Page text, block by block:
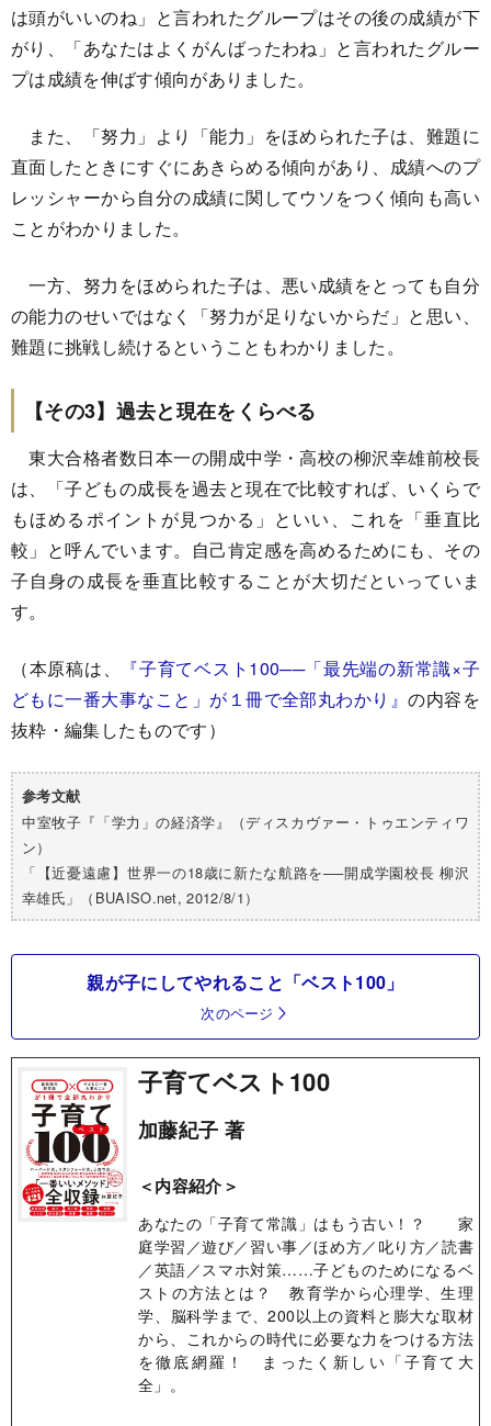
は頭がいいのね」と言われたグループはその後の成績が下
がり、「あなたはよくがんばったわね」と言われたグルー
プは成績を伸ばす傾向がありました。
また、「努力」より「能力」をほめられた子は、難題に
直面したときにすぐにあきらめる傾向があり、成績へのプ
レッシャーから自分の成績に関してウソをつく傾向も高い
ことがわかりました。
一方、努力をほめられた子は、悪い成績をとっても自分
の能力のせいではなく「努力が足りないからだ」と思い、
難題に挑戦し続けるということもわかりました。
【その3】過去と現在をくらべる
東大合格者数日本一の開成中学・高校の柳沢幸雄前校長
は、「子どもの成長を過去と現在で比較すれば、いくらで
もほめるポイントが見つかる」といい、これを「垂直比
較」と呼んでいます。自己肯定感を高めるためにも、その
子自身の成長を垂直比較することが大切だといっていま
す。
（本原稿は、
『子育てベスト100──「最先端の新常識×子
どもに一番大事なこと」が１冊で全部丸わかり』の内容を
抜粋・編集したものです）
参考文献
中室牧子『「学力」の経済学』（ディスカヴァー・トゥエンティワ
ン）
「【近憂遠慮】世界一の18歳に新たな航路を──開成学園校長 柳沢
幸雄氏」（BUAISO.net, 2012/8/1）
親が子にしてやれること「ベスト100」
次のページ
子育てベスト100
加藤紀子 著
＜内容紹介＞
あなたの「子育て常識」はもう古い！？ 家
庭学習／遊び／習い事／ほめ方／叱り方／読書
／英語／スマホ対策……子どものためになるベ
ストの方法とは？ 教育学から心理学、生理
学、脳科学まで、200以上の資料と膨大な取材
から、これからの時代に必要な力をつける方法
を徹底網羅！ まったく新しい「子育て大
全」。